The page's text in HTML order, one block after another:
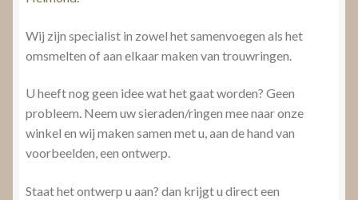
Wij zijn specialist in zowel het samenvoegen als het
omsmelten of aan elkaar maken van trouwringen.
U heeft nog geen idee wat het gaat worden? Geen
probleem. Neem uw sieraden/ringen mee naar onze
winkel en wij maken samen met u, aan de hand van
voorbeelden, een ontwerp.
Staat het ontwerp u aan? dan krijgt u direct een